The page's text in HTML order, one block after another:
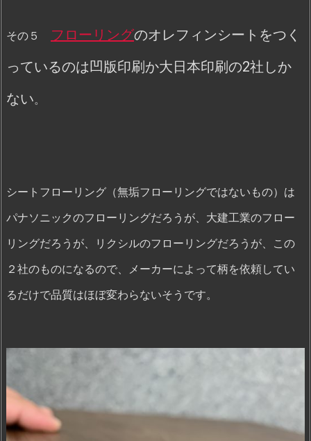
その５ フローリングのオレフィンシートをつく
っているのは凹版印刷か大日本印刷の2社しか
ない。
シートフローリング（無垢フローリングではないもの）は
パナソニックのフローリングだろうが、大建工業のフロー
リングだろうが、リクシルのフローリングだろうが、この
２社のものになるので、メーカーによって柄を依頼してい
るだけで品質はほぼ変わらないそうです。